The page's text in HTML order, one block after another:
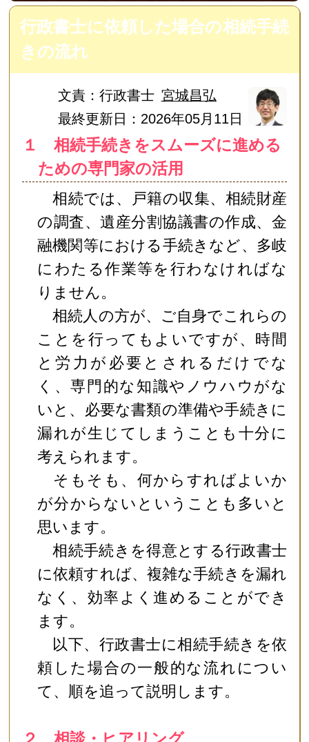
行政書士に依頼した場合の相続手続
きの流れ
文責： 行政書士 宮城昌弘
最終更新日：2026年05月11日
１ 相続手続きをスムーズに進める
ための専門家の活用
相続では、戸籍の収集、相続財産
の調査、遺産分割協議書の作成、金
融機関等における手続きなど、多岐
にわたる作業等を行わなければな
りません。
相続人の方が、ご自身でこれらの
ことを行ってもよいですが、時間
と労力が必要とされるだけでな
く、専門的な知識やノウハウがな
いと、必要な書類の準備や手続きに
漏れが生じてしまうことも十分に
考えられます。
そもそも、何からすればよいか
が分からないということも多いと
思います。
相続手続きを得意とする行政書士
に依頼すれば、複雑な手続きを漏れ
なく、効率よく進めることができ
ます。
以下、行政書士に相続手続きを依
頼した場合の一般的な流れについ
て、順を追って説明します。